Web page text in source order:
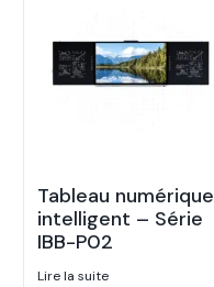
Tableau numérique
intelligent – Série
IBB-P02
Lire la suite